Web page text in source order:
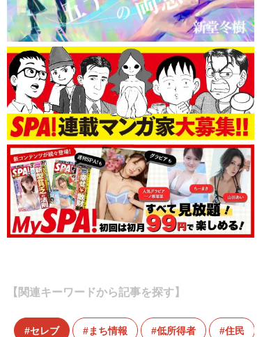
【関連キーワードから記事を探す】
セレブ まち情報 低所得者 住民